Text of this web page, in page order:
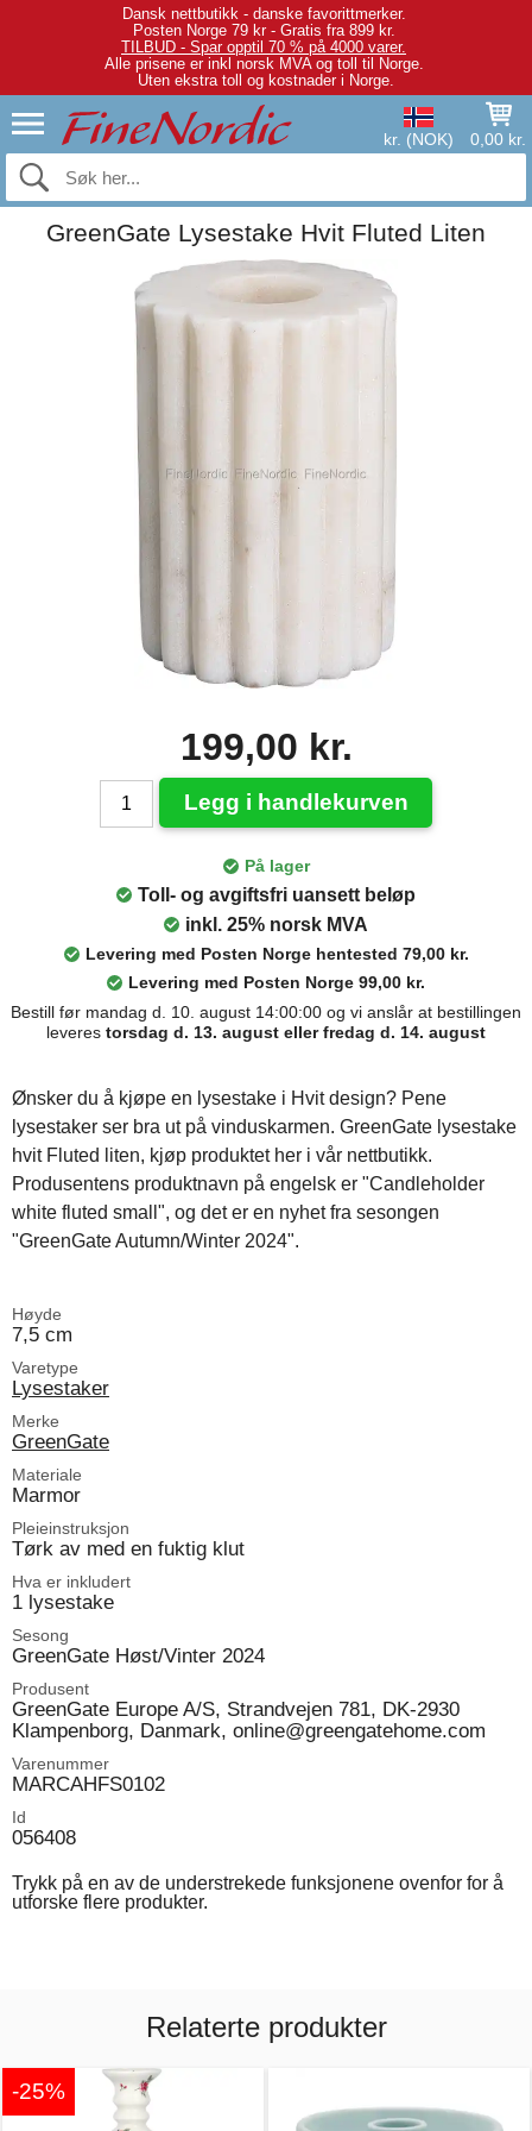
Dansk nettbutikk - danske favorittmerker.
Posten Norge 79 kr - Gratis fra 899 kr.
TILBUD - Spar opptil 70 % på 4000 varer.
Alle prisene er inkl norsk MVA og toll til Norge.
Uten ekstra toll og kostnader i Norge.
kr. (NOK) 0,00 kr.
GreenGate Lysestake Hvit Fluted Liten
199,00 kr.
Legg i handlekurven
På lager
Toll- og avgiftsfri uansett beløp
inkl. 25% norsk MVA
Levering med Posten Norge hentested 79,00 kr.
Levering med Posten Norge 99,00 kr.
Bestill før mandag d. 10. august 14:00:00 og vi anslår at bestillingen
leveres torsdag d. 13. august eller fredag d. 14. august
Ønsker du å kjøpe en lysestake i Hvit design? Pene
lysestaker ser bra ut på vinduskarmen. GreenGate lysestake
hvit Fluted liten, kjøp produktet her i vår nettbutikk.
Produsentens produktnavn på engelsk er "Candleholder
white fluted small", og det er en nyhet fra sesongen
"GreenGate Autumn/Winter 2024".
Høyde
7,5 cm
Varetype
Lysestaker
Merke
GreenGate
Materiale
Marmor
Pleieinstruksjon
Tørk av med en fuktig klut
Hva er inkludert
1 lysestake
Sesong
GreenGate Høst/Vinter 2024
Produsent
GreenGate Europe A/S, Strandvejen 781, DK-2930
Klampenborg, Danmark, online@greengatehome.com
Varenummer
MARCAHFS0102
Id
056408
Trykk på en av de understrekede funksjonene ovenfor for å
utforske flere produkter.
Relaterte produkter
-25%